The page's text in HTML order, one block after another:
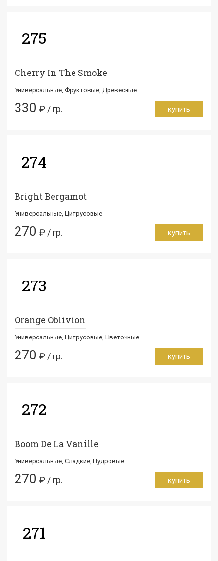
275
Cherry In The Smoke
Универсальные, Фруктовые, Древесные
330 ₽ / гр. купить
274
Bright Bergamot
Универсальные, Цитрусовые
270 ₽ / гр. купить
273
Orange Oblivion
Универсальные, Цитрусовые, Цветочные
270 ₽ / гр. купить
272
Boom De La Vanille
Универсальные, Сладкие, Пудровые
270 ₽ / гр. купить
271